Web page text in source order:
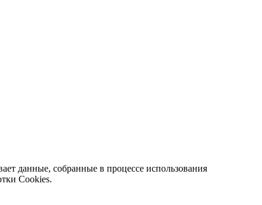
данные, собранные в процессе использования
Cookies.